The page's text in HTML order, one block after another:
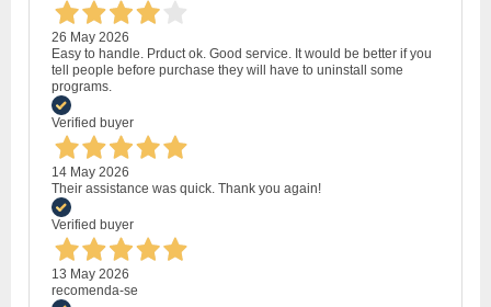
26 May 2026
Easy to handle. Prduct ok. Good service. It would be better if you
tell people before purchase they will have to uninstall some
programs.
Verified buyer
14 May 2026
Their assistance was quick. Thank you again!
Verified buyer
13 May 2026
recomenda-se